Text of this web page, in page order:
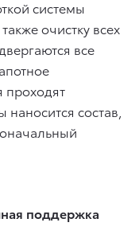
системы
очистку всех
все
проходят
состав,
поддержка